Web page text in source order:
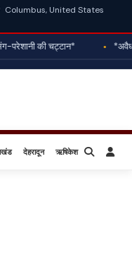
Columbus, United States
की चट्टान* *अवैध
देहरादून ऋषिकेश बिज़नेस